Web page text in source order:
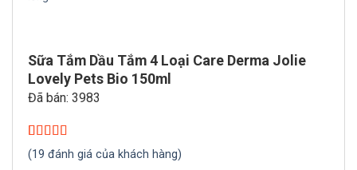
Sữa Tắm Dầu Tắm 4 Loại Care Derma Jolie
Lovely Pets Bio 150ml
Đã bán: 3983
5.00trên 5
dựa trên
19
(19 đánh giá của khách hàng)